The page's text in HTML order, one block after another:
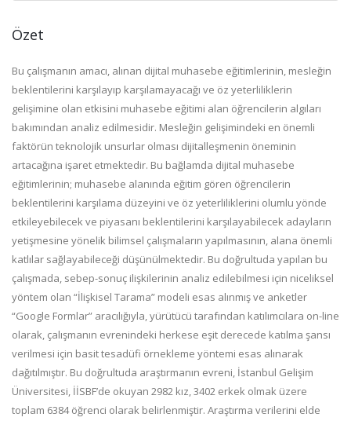
Özet
Bu çalışmanın amacı, alınan dijital muhasebe eğitimlerinin, mesleğin
beklentilerini karşılayıp karşılamayacağı ve öz yeterliliklerin
gelişimine olan etkisini muhasebe eğitimi alan öğrencilerin algıları
bakımından analiz edilmesidir. Mesleğin gelişimindeki en önemli
faktörün teknolojik unsurlar olması dijitalleşmenin öneminin
artacağına işaret etmektedir. Bu bağlamda dijital muhasebe
eğitimlerinin; muhasebe alanında eğitim gören öğrencilerin
beklentilerini karşılama düzeyini ve öz yeterliliklerini olumlu yönde
etkileyebilecek ve piyasanı beklentilerini karşılayabilecek adayların
yetişmesine yönelik bilimsel çalışmaların yapılmasının, alana önemli
katlılar sağlayabileceği düşünülmektedir. Bu doğrultuda yapılan bu
çalışmada, sebep-sonuç ilişkilerinin analiz edilebilmesi için niceliksel
yöntem olan “İlişkisel Tarama” modeli esas alınmış ve anketler
“Google Formlar” aracılığıyla, yürütücü tarafından katılımcılara on-line
olarak, çalışmanın evrenindeki herkese eşit derecede katılma şansı
verilmesi için basit tesadüfi örnekleme yöntemi esas alınarak
dağıtılmıştır. Bu doğrultuda araştırmanın evreni, İstanbul Gelişim
Üniversitesi, İİSBF’de okuyan 2982 kız, 3402 erkek olmak üzere
toplam 6384 öğrenci olarak belirlenmiştir. Araştırma verilerini elde